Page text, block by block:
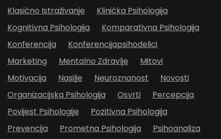
Klasično Istraživanje
Klinička Psihologija
Kognitivna Psihologija
Komparativna Psihologija
Konferencija
Konferencijapsihodelici
Marketing
Mentalno Zdravlje
Mitovi
Motivacija
Nasilje Neuroznanost
Novosti
Organizacijska Psihologija
Osvrti
Percepcija
Povijest Psihologije
Pozitivna Psihologija
Prevencija
Prometna Psihologija
Psihoanaliza